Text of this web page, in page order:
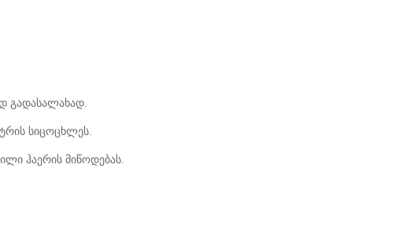
გადასალახად.
სიცოცხლეს.
ჰაერის მიწოდებას.